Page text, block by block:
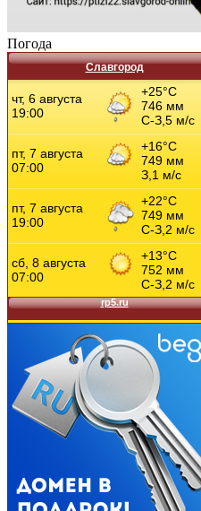
Погода
Славгород